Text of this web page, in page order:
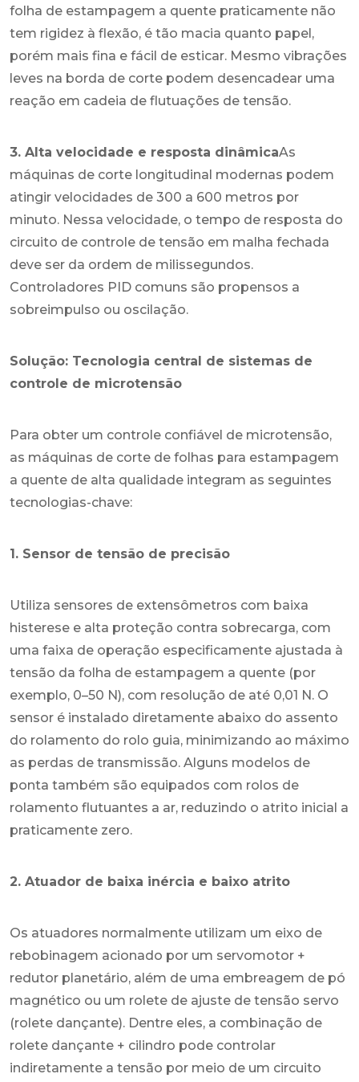
folha de estampagem a quente praticamente não
tem rigidez à flexão, é tão macia quanto papel,
porém mais fina e fácil de esticar. Mesmo vibrações
leves na borda de corte podem desencadear uma
reação em cadeia de flutuações de tensão.
3. Alta velocidade e resposta dinâmicaAs
máquinas de corte longitudinal modernas podem
atingir velocidades de 300 a 600 metros por
minuto. Nessa velocidade, o tempo de resposta do
circuito de controle de tensão em malha fechada
deve ser da ordem de milissegundos.
Controladores PID comuns são propensos a
sobreimpulso ou oscilação.
Solução: Tecnologia central de sistemas de
controle de microtensão
Para obter um controle confiável de microtensão,
as máquinas de corte de folhas para estampagem
a quente de alta qualidade integram as seguintes
tecnologias-chave:
1. Sensor de tensão de precisão
Utiliza sensores de extensômetros com baixa
histerese e alta proteção contra sobrecarga, com
uma faixa de operação especificamente ajustada à
tensão da folha de estampagem a quente (por
exemplo, 0–50 N), com resolução de até 0,01 N. O
sensor é instalado diretamente abaixo do assento
do rolamento do rolo guia, minimizando ao máximo
as perdas de transmissão. Alguns modelos de
ponta também são equipados com rolos de
rolamento flutuantes a ar, reduzindo o atrito inicial a
praticamente zero.
2. Atuador de baixa inércia e baixo atrito
Os atuadores normalmente utilizam um eixo de
rebobinagem acionado por um servomotor +
redutor planetário, além de uma embreagem de pó
magnético ou um rolete de ajuste de tensão servo
(rolete dançante). Dentre eles, a combinação de
rolete dançante + cilindro pode controlar
indiretamente a tensão por meio de um circuito